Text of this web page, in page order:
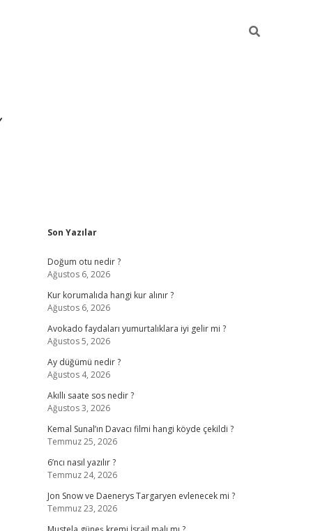
Sidebar
Son Yazılar
Doğum otu nedir ?
Ağustos 6, 2026
Kur korumalıda hangi kur alınır ?
Ağustos 6, 2026
Avokado faydaları yumurtalıklara iyi gelir mi ?
Ağustos 5, 2026
Ay düğümü nedir ?
Ağustos 4, 2026
Akıllı saate sos nedir ?
Ağustos 3, 2026
Kemal Sunal’ın Davacı filmi hangi köyde çekildi ?
Temmuz 25, 2026
6’ncı nasıl yazılır ?
Temmuz 24, 2026
Jon Snow ve Daenerys Targaryen evlenecek mi ?
Temmuz 23, 2026
betci